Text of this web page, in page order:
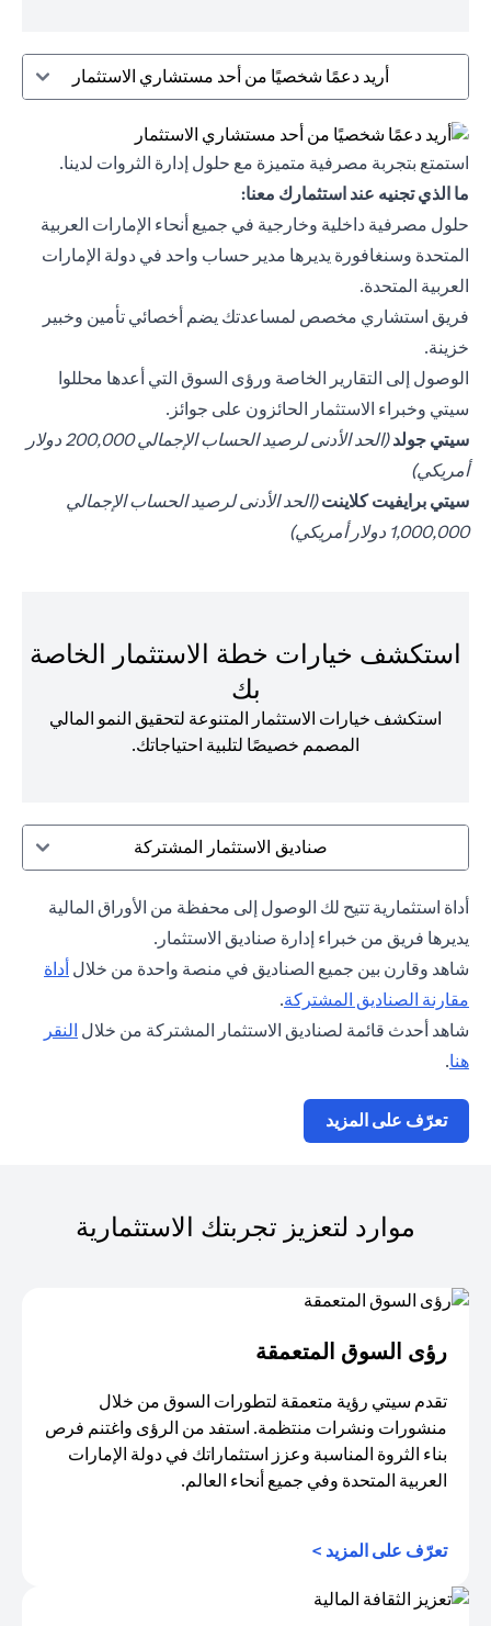
أريد دعمًا شخصيًا من أحد مستشاري الاستثمار
استمتع بتجربة مصرفية متميزة مع حلول إدارة الثروات لدينا.
ما الذي تجنيه عند استثمارك معنا:
حلول مصرفية داخلية وخارجية في جميع أنحاء الإمارات العربية
المتحدة وسنغافورة يديرها مدير حساب واحد في دولة الإمارات
العربية المتحدة.
فريق استشاري مخصص لمساعدتك يضم أخصائي تأمين وخبير
خزينة.
الوصول إلى التقارير الخاصة ورؤى السوق التي أعدها محللوا
سيتي وخبراء الاستثمار الحائزون على جوائز.
سيتي جولد(opens in a new tab)
(الحد الأدنى لرصيد الحساب الإجمالي 200,000 دولار
أمريكي)
سيتي برايفيت كلاينت(opens in a new tab)(الحد الأدنى لرصيد الحساب الإجمالي
1,000,000 دولار أمريكي)
استكشف خيارات خطة الاستثمار الخاصة
بك
استكشف خيارات الاستثمار المتنوعة لتحقيق النمو المالي
المصمم خصيصًا لتلبية احتياجاتك.
صناديق الاستثمار المشتركة
أداة استثمارية تتيح لك الوصول إلى محفظة من الأوراق المالية
يديرها فريق من خبراء إدارة صناديق الاستثمار.
شاهد وقارن بين جميع الصناديق في منصة واحدة من خلال أداة
مقارنة الصناديق المشتركة(opens in a new tab).
شاهد أحدث قائمة لصناديق الاستثمار المشتركة من خلال النقر
هنا(opens in a new tab).
تعرّف على المزيد
موارد لتعزيز تجربتك الاستثمارية
رؤى السوق المتعمقة
تقدم سيتي رؤية متعمقة لتطورات السوق من خلال
منشورات ونشرات منتظمة. استفد من الرؤى واغتنم فرص
بناء الثروة المناسبة وعزز استثماراتك في دولة الإمارات
العربية المتحدة وفي جميع أنحاء العالم.
تعرّف على المزيد >